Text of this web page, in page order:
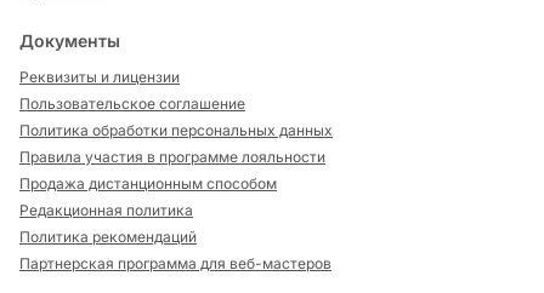
Документы
Реквизиты и лицензии
Пользовательское соглашение
Политика обработки персональных данных
Правила участия в программе лояльности
Продажа дистанционным способом
Редакционная политика
Политика рекомендаций
Партнерская программа для веб-мастеров